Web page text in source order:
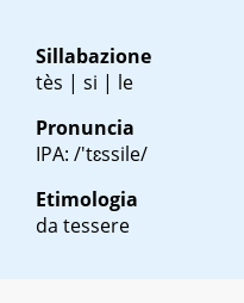
Sillabazione
tès | si | le
Pronuncia
IPA: /'tɛssile/
Etimologia
da tessere